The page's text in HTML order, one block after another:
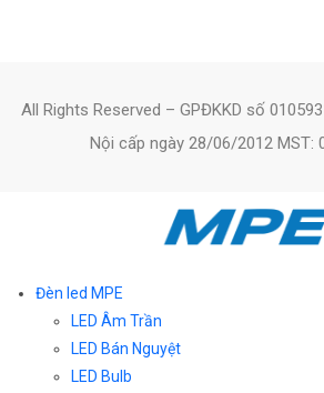
All Rights Reserved – GPĐKKD số
Nội cấp ngày 28/06/2012 MST:
Đèn led MPE
LED Âm Trần
LED Bán Nguyệt
LED Bulb